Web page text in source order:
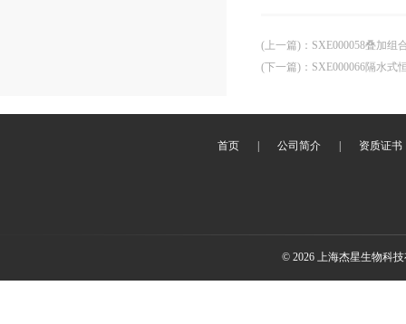
(上一篇) ： SXE000058叠加组
(下一篇) ： SXE000066隔水式
首页 公司简介 资质证书
© 2026 上海杰星生物科